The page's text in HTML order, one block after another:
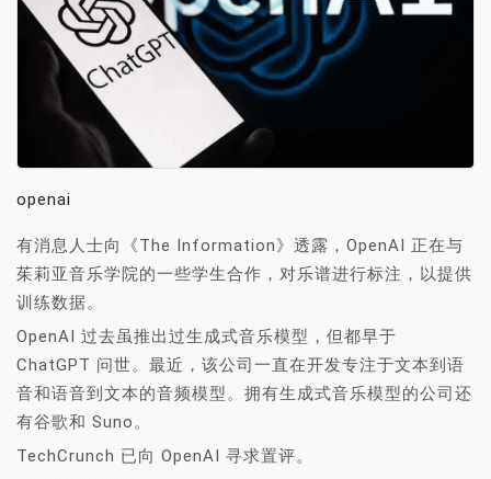
openai
有消息人士向《The Information》透露，OpenAI 正在与
茱莉亚音乐学院的一些学生合作，对乐谱进行标注，以提供
训练数据。
OpenAI 过去虽推出过生成式音乐模型，但都早于
ChatGPT 问世。最近，该公司一直在开发专注于文本到语
音和语音到文本的音频模型。拥有生成式音乐模型的公司还
有谷歌和 Suno。
TechCrunch 已向 OpenAI 寻求置评。